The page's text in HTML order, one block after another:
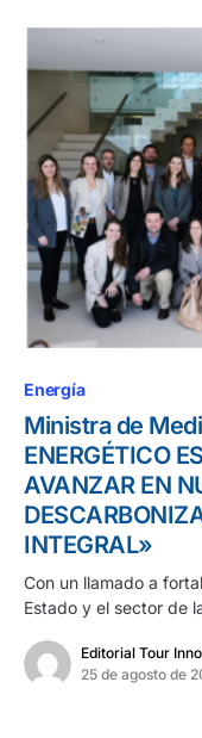
Energía
Ministra de
ENERGÉTICO
AVANZAR EN
INTEGRAL»
Con un llamado a
Estado y el sector de
Editorial Tour
25 de agosto de